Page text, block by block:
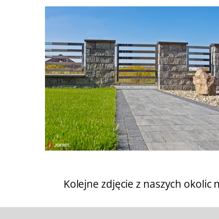
Kolejne zdjęcie z naszych okolic